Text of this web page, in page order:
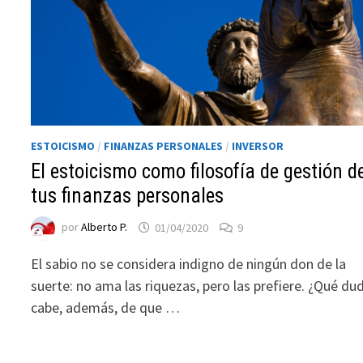
ESTOICISMO / FINANZAS PERSONALES / INVERSOR
El estoicismo como filosofía de gestión
tus finanzas personales
porAlberto P. 01/04/2020 9
El sabio no se considera indigno de ningún don de la
suerte: no ama las riquezas, pero las prefiere. ¿Qué
cabe, además, de que …
Necesarias
Estas
son
opcionales.
Son